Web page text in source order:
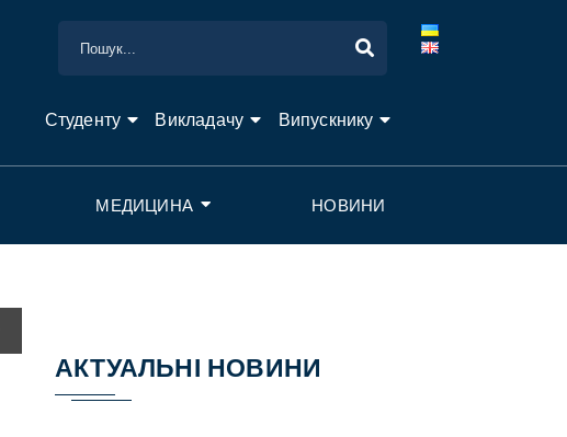
Студенту Викладачу Випускнику
МЕДИЦИНА НОВИНИ
АКТУАЛЬНІ НОВИНИ